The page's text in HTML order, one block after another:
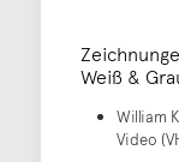
Weiß &
William
Video